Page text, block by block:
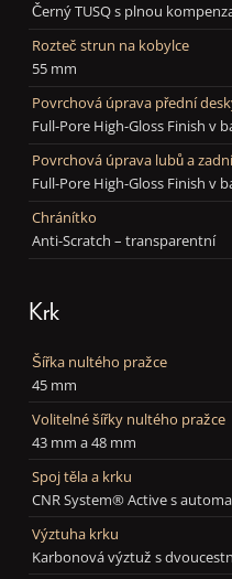
Černý TUSQ s plnou
Rozteč strun na kobylce
55 mm
Povrchová úprava přední
Full-Pore High-Gloss Finish v
Povrchová úprava lubů a
Full-Pore High-Gloss Finish v
Chránítko
Anti-Scratch – transparentní
Krk
Šířka nultého pražce
45 mm
Volitelné šířky nultého pražce
43 mm a 48 mm
Spoj těla a krku
CNR System® Active s
Výztuha krku
Karbonová výztuž s